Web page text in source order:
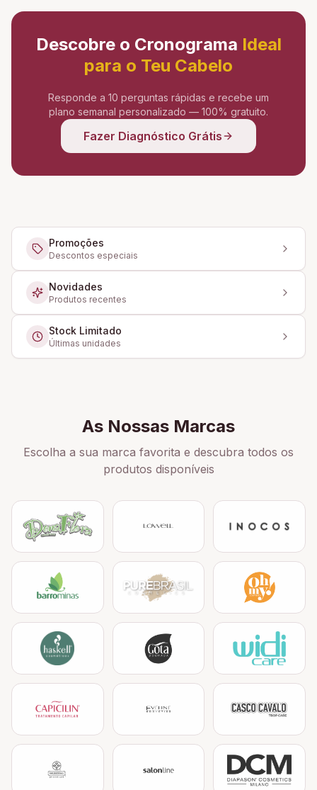
Descobre o Cronograma Ideal
para o Teu Cabelo
Responde a 10 perguntas rápidas e recebe um
plano semanal personalizado — 100% gratuito.
Fazer Diagnóstico Grátis
Promoções
Descontos especiais
Novidades
Produtos recentes
Stock Limitado
Últimas unidades
As Nossas Marcas
Escolha a sua marca favorita e descubra todos os
produtos disponíveis